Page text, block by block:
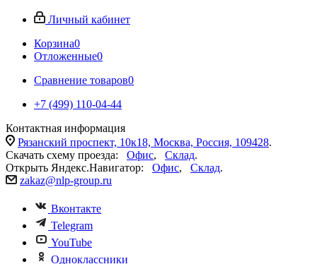
Личный кабинет
Корзина0
Отложенные0
Сравнение товаров0
+7 (499) 110-04-44
Контактная информация
Рязанский проспект, 10к18, Москва, Россия, 109428.
Скачать схему проезда: Офис, Склад.
Открыть Яндекс.Навигатор: Офис, Склад.
zakaz@nlp-group.ru
Вконтакте
Telegram
YouTube
Одноклассники